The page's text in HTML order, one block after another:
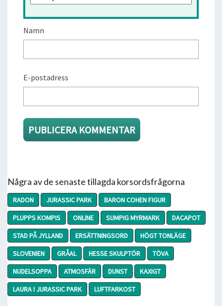
Namn
E-postadress
Några av de senaste tillagda korsordsfrågorna
RADON JURASSIC PARK
BARON COHEN FIGUR
PLUPPS KOMPIS
ONLINE SUMPIG MYRMARK
DACAPOT
STAD PÅ JYLLAND
ERSÄTTNINGSORD
HÖGT TONLÄGE
SLOVENIEN
GRÅAL HESSE SKULPTÖR
TÖVA
NUDELSOPPA
ATMOSFÄR DUNST
KAXIGT
LAURA I JURASSIC PARK
LUFTFARKOST